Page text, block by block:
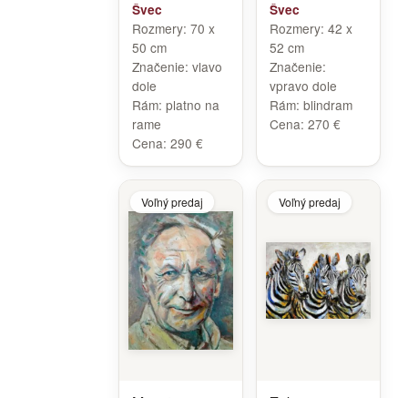
Švec
Rozmery: 70 x
50 cm
Značenie: vlavo
dole
Rám: platno na
rame
Cena: 290 €
Švec
Rozmery: 42 x
52 cm
Značenie:
vpravo dole
Rám: blindram
Cena: 270 €
Voľný predaj Voľný predaj